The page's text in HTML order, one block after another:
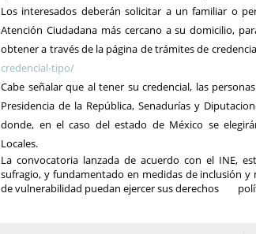
Los interesados deberán solicitar a un familiar o
Atención Ciudadana más cercano a su domicilio,
obtener a través de la página de trámites de
credencial-tipo/
Cabe señalar que al tener su credencial, las
Presidencia de la República, Senadurías y
donde, en el caso del estado de México se
Locales.
La convocatoria lanzada de acuerdo con el INE,
sufragio, y fundamentado en medidas de inclusión
de vulnerabilidad puedan ejercer sus derechos